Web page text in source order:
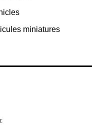
miniatures